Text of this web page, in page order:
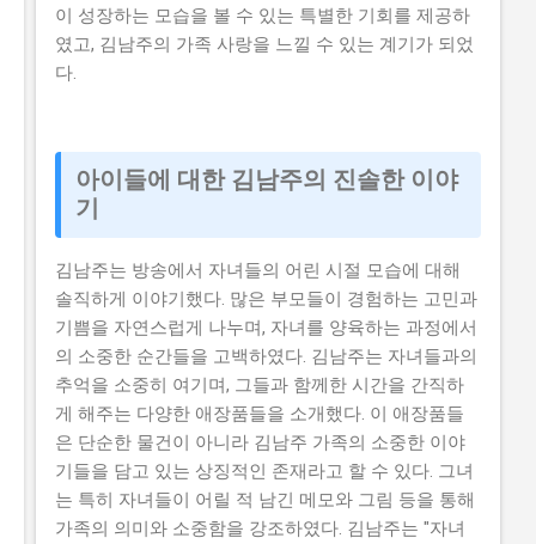
소기업의 경쟁력을 강화하고 일자리를 창출하는 것을 목
표로 합니다. 지원 규모는 총 5천만 원 이고, 연간 선발 인
원은 100개사 입니다. 경쟁률은 10:1 로 높습니다. 유사 사
이 성장하는 모습을 볼 수 있는 특별한 기회를 제공하
였고, 김남주의 가족 사랑을 느낄 수 있는 계기가 되었
다.
아이들에 대한 김남주의 진솔한 이야
기
김남주는 방송에서 자녀들의 어린 시절 모습에 대해
솔직하게 이야기했다. 많은 부모들이 경험하는 고민과
기쁨을 자연스럽게 나누며, 자녀를 양육하는 과정에서
의 소중한 순간들을 고백하였다. 김남주는 자녀들과의
추억을 소중히 여기며, 그들과 함께한 시간을 간직하
게 해주는 다양한 애장품들을 소개했다. 이 애장품들
은 단순한 물건이 아니라 김남주 가족의 소중한 이야
기들을 담고 있는 상징적인 존재라고 할 수 있다. 그녀
는 특히 자녀들이 어릴 적 남긴 메모와 그림 등을 통해
가족의 의미와 소중함을 강조하였다. 김남주는 "자녀